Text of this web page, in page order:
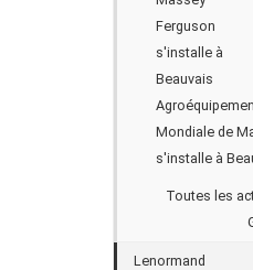
Mondiale de
s'installe à
Toutes les
Lenormand